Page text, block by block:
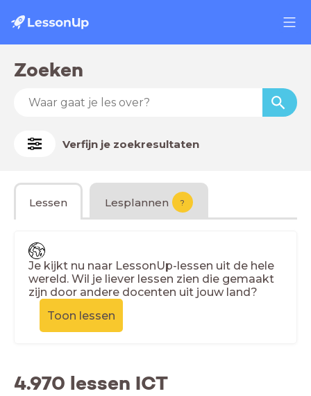
Zoeken
Verfijn je zoekresultaten
Lessen Lesplannen ?
Je kijkt nu naar LessonUp-lessen uit de hele
wereld. Wil je liever lessen zien die gemaakt
zijn door andere docenten uit jouw land?
Toon lessen
4.970 lessen ICT